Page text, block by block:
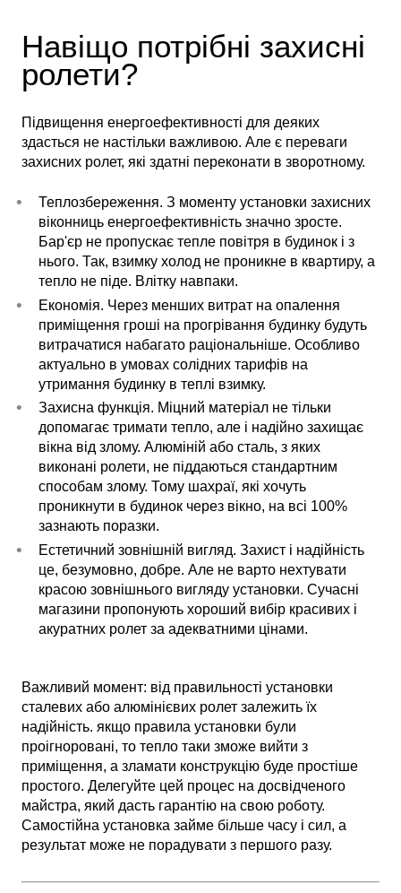
Навіщо потрібні захисні
ролети?
Підвищення енергоефективності для деяких
здасться не настільки важливою. Але є переваги
захисних ролет, які здатні переконати в зворотному.
Теплозбереження. З моменту установки захисних
віконниць енергоефективність значно зросте.
Бар'єр не пропускає тепле повітря в будинок і з
нього. Так, взимку холод не проникне в квартиру, а
тепло не піде. Влітку навпаки.
Економія. Через менших витрат на опалення
приміщення гроші на прогрівання будинку будуть
витрачатися набагато раціональніше. Особливо
актуально в умовах солідних тарифів на
утримання будинку в теплі взимку.
Захисна функція. Міцний матеріал не тільки
допомагає тримати тепло, але і надійно захищає
вікна від злому. Алюміній або сталь, з яких
виконані ролети, не піддаються стандартним
способам злому. Тому шахраї, які хочуть
проникнути в будинок через вікно, на всі 100%
зазнають поразки.
Естетичний зовнішній вигляд. Захист і надійність
це, безумовно, добре. Але не варто нехтувати
красою зовнішнього вигляду установки. Сучасні
магазини пропонують хороший вибір красивих і
акуратних ролет за адекватними цінами.
Важливий момент: від правильності установки
сталевих або алюмінієвих ролет залежить їх
надійність. якщо правила установки були
проігноровані, то тепло таки зможе вийти з
приміщення, а зламати конструкцію буде простіше
простого. Делегуйте цей процес на досвідченого
майстра, який дасть гарантію на свою роботу.
Самостійна установка займе більше часу і сил, а
результат може не порадувати з першого разу.